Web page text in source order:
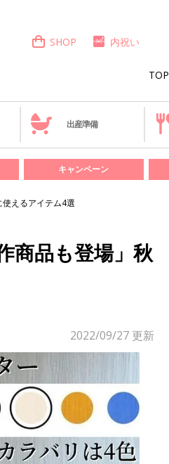
TOP
SHOP 内祝い
出産準備
キャンペーン
えるアイテム4選
商品も登場」秋
2022/09/27 更新